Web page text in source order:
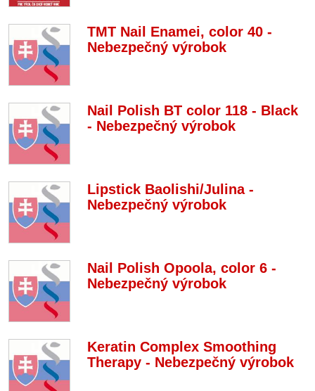
TMT Nail Enamei, color 40 -
Nebezpečný výrobok
Nail Polish BT color 118 - Black
- Nebezpečný výrobok
Lipstick Baolishi/Julina -
Nebezpečný výrobok
Nail Polish Opoola, color 6 -
Nebezpečný výrobok
Keratin Complex Smoothing
Therapy - Nebezpečný výrobok